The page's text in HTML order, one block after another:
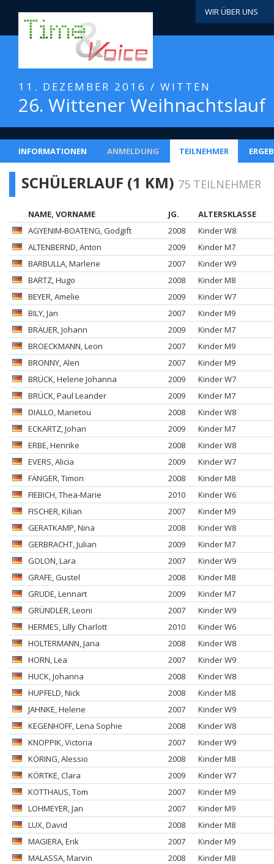
WIR ÜBER UNS
11. DEZEMBER 2016 / WITTEN
26. Wittener Weihnachtslauf
INFORMATIONEN ANMELDUNG TEILNEHMER
SCHÜLERLAUF (1 KM) 75 TEILNEHMER
NAME, VORNAME JG.
ALTERSKLASSE
AGYENIM-BOATENG, Godgift 2008
Kinder W8
ALTENBERND, Anton 2009
Kinder M7
BARBULLA, Marlene 2007
Kinder W9
BARTZ, Hugo 2008
Kinder M8
BEYER, Amelie 2009
Kinder W7
BILY, Jan 2007
Kinder M9
BRÄUER, Johann 2009
Kinder M7
BROECKMANN, Leon 2007
Kinder M9
BRONNY, Alen 2007
Kinder M9
BRÜCK, Helene Johanna 2009
Kinder W7
BRÜCK, Paul Leander 2009
Kinder M7
DIALLO, Marietou 2008
Kinder W8
ECKARTZ, Johan 2009
Kinder M7
ERBE, Henrike 2008
Kinder W8
EVERS, Alicia 2009
Kinder W7
FÄNGER, Timon 2008
Kinder M8
FIEBICH, Thea-Marie 2010
Kinder W6
FISCHER, Kilian 2007
Kinder M9
GERATKAMP, Nina 2008
Kinder W8
GERBRACHT, Julian 2009
Kinder M7
GOLON, Lara 2007
Kinder W9
GRAFE, Gustel 2008
Kinder M8
GRUDE, Lennart 2009
Kinder M7
GRÜNDLER, Leoni 2007
Kinder W9
HERMES, Lilly Charlott 2010
Kinder W6
HOLTERMANN, Jana 2008
Kinder W8
HORN, Lea 2007
Kinder W9
HUCK, Johanna 2008
Kinder W8
HUPFELD, Nick 2008
Kinder M8
JAHNKE, Helene 2007
Kinder W9
KEGENHOFF, Lena Sophie 2008
Kinder W8
KNOPPIK, Victoria 2007
Kinder W9
KÖRING, Alessio 2008
Kinder M8
KÖRTKE, Clara 2009
Kinder W7
KOTTHAUS, Tom 2007
Kinder M9
LOHMEYER, Jan 2007
Kinder M9
LUX, David 2008
Kinder M8
MAGIERA, Erik 2007
Kinder M9
MALASSA, Marvin 2008
Kinder M8